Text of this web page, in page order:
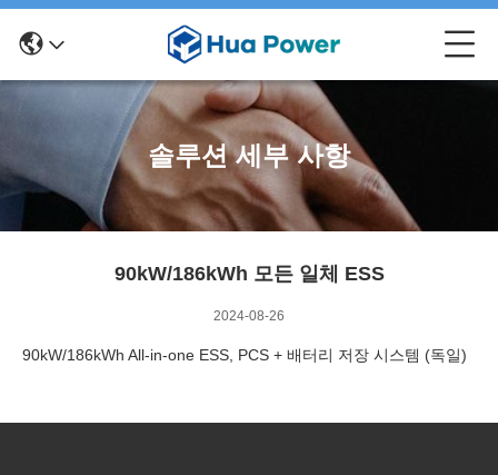
솔루션 세부 사항
90kW/186kWh 모든 일체 ESS
2024-08-26
90kW/186kWh All-in-one ESS, PCS + 배터리 저장 시스템 (독일)